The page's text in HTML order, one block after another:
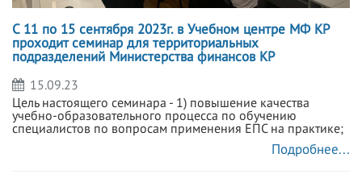
C 11 по 15 сентября 2023г. в Учебном центре МФ КР
проходит семинар для территориальных
подразделений Министерства финансов КР
15.09.23
Цель настоящего семинара - 1) повышение качества
учебно-образовательного процесса по обучению
специалистов по вопросам применения ЕПС на практике;
Подробнее...